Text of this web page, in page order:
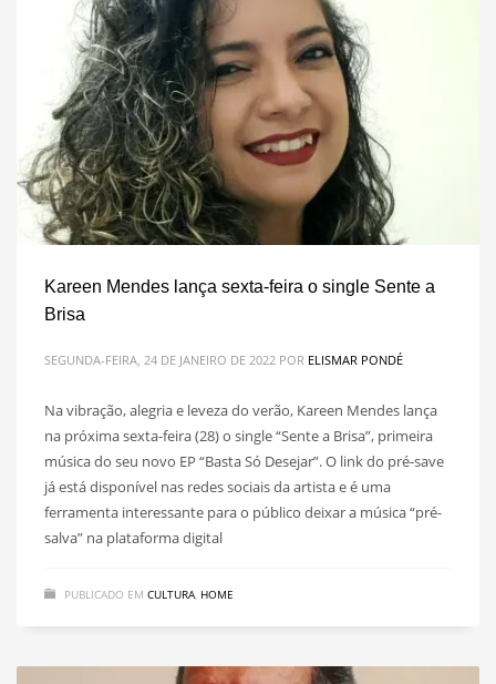
Kareen Mendes lança sexta-feira o single Sente a
Brisa
SEGUNDA-FEIRA, 24 DE JANEIRO DE 2022 POR ELISMAR PONDÉ
Na vibração, alegria e leveza do verão, Kareen Mendes lança
na próxima sexta-feira (28) o single “Sente a Brisa”, primeira
música do seu novo EP “Basta Só Desejar”. O link do pré-save
já está disponível nas redes sociais da artista e é uma
ferramenta interessante para o público deixar a música “pré-
salva” na plataforma digital
PUBLICADO EM CULTURA, HOME